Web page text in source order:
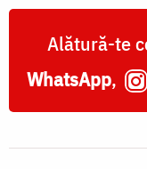
Alătură-te
WhatsApp,